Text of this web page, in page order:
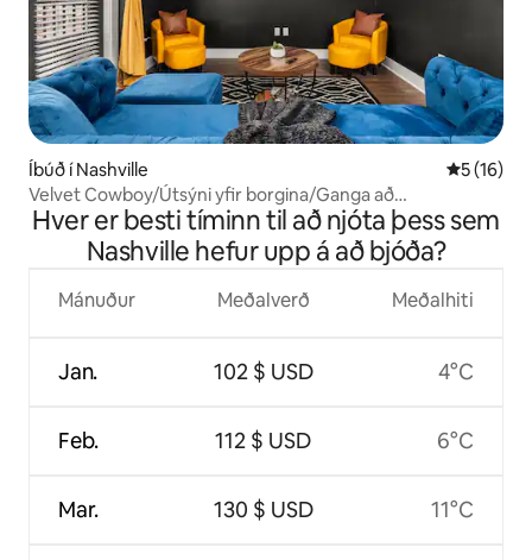
Íbúð í Nashville 5 af 5 í
5 (16)
Velvet Cowboy/Útsýni yfir borgina/Ganga að
Broadway/Sundlaug
Hver er besti tíminn til að njóta þess sem
Nashville hefur upp á að bjóða?
Mánuður
Jan.
Feb.
Mar.
Meðalverð
102 $ USD
112 $ USD
130 $ USD
Meðalhiti
4°C
6°C
11°C